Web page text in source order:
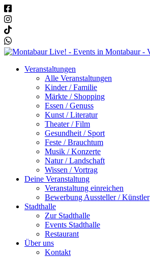
Veranstaltungen
Alle Veranstaltungen
Kinder / Familie
Märkte / Shopping
Essen / Genuss
Kunst / Literatur
Theater / Film
Gesundheit / Sport
Feste / Brauchtum
Musik / Konzerte
Natur / Landschaft
Wissen / Vortrag
Deine Veranstaltung
Veranstaltung einreichen
Bewerbung Aussteller / Künstler
Stadthalle
Zur Stadthalle
Events Stadthalle
Restaurant
Über uns
Kontakt